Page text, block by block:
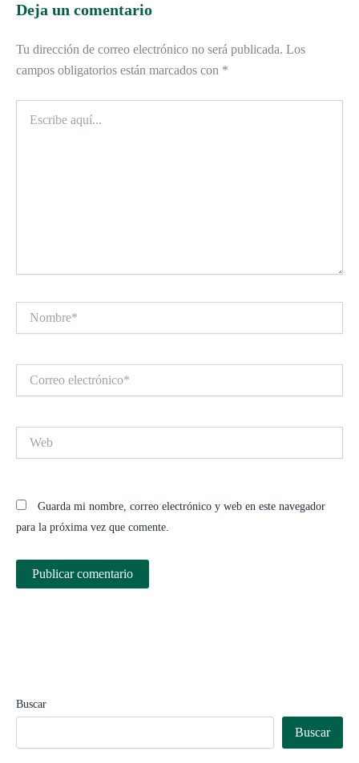
Deja un comentario
Tu dirección de correo electrónico no será publicada. Los
campos obligatorios están marcados con *
aquí...
electrónico*
Guarda mi nombre, correo electrónico y web en este navegador
para la próxima vez que comente.
Buscar
Buscar